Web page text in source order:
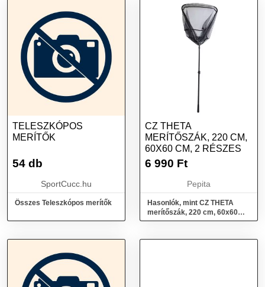
TELESZKÓPOS
MERÍTŐK
54 db
SportCucc.hu
Összes Teleszkópos merítők
CZ THETA
MERÍTŐSZÁK, 220 CM,
60X60 CM, 2 RÉSZES
6 990 Ft
Pepita
Hasonlók, mint CZ THETA
merítőszák, 220 cm, 60x60
cm, 2 részes